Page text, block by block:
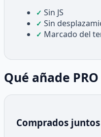
✓ Sin JS
✓ Sin
✓ Marcado del
Qué añade
Comprados